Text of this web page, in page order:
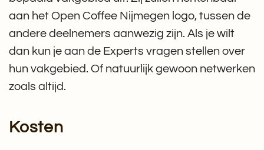
aan het Open Coffee Nijmegen logo, tussen de
andere deelnemers aanwezig zijn. Als je wilt
dan kun je aan de Experts vragen stellen over
hun vakgebied. Of natuurlijk gewoon netwerken
zoals altijd.
Kosten